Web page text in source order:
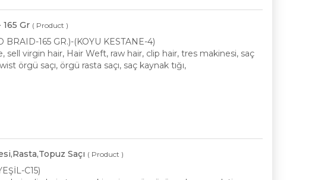
Gr ( Product )
165 GR.)-(KOYU KESTANE-4)
sell virgin hair, Hair Weft, raw hair, clip hair, tres makinesi, saç
örgü saçı, örgü rasta saçı, saç kaynak tığı,
Saçı ( Product )
C15)